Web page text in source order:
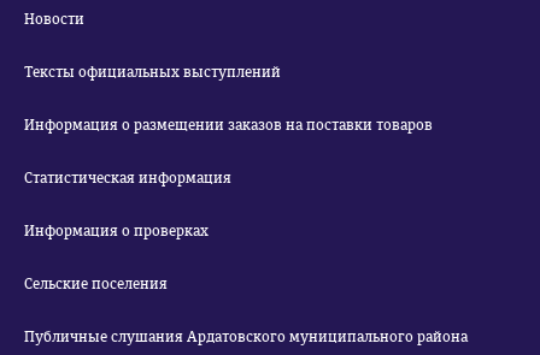
Новости
Тексты официальных выступлений
Информация о размещении заказов на поставки товаров
Статистическая информация
Информация о проверках
Сельские поселения
Публичные слушания Ардатовского муниципального района